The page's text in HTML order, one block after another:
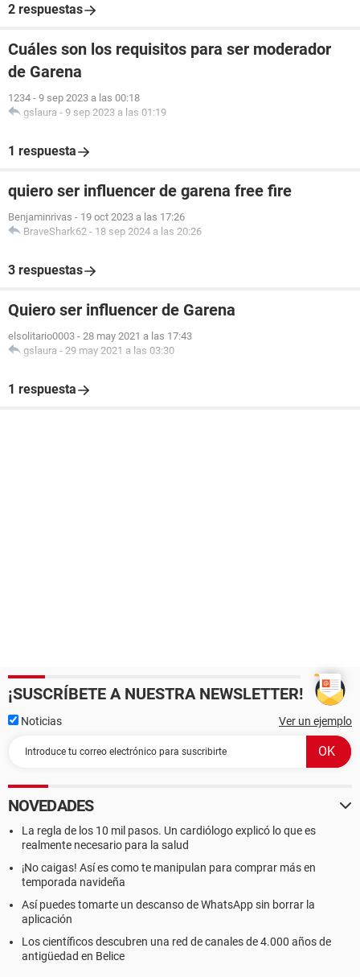
2 respuestas
Cuáles son los requisitos para ser moderador
de Garena
1234 - 9 sep 2023 a las 00:18
gslaura - 9 sep 2023 a las 01:19
1 respuesta
quiero ser influencer de garena free fire
Benjaminrivas - 19 oct 2023 a las 17:26
BraveShark62 - 18 sep 2024 a las 20:26
3 respuestas
Quiero ser influencer de Garena
elsolitario0003 - 28 may 2021 a las 17:43
gslaura - 29 may 2021 a las 03:30
1 respuesta
¡SUSCRÍBETE A NUESTRA NEWSLETTER!
Noticias Ver un ejemplo
NOVEDADES
La regla de los 10 mil pasos. Un cardiólogo explicó lo que es
realmente necesario para la salud
¡No caigas! Así es como te manipulan para comprar más en
temporada navideña
Así puedes tomarte un descanso de WhatsApp sin borrar la
aplicación
Los científicos descubren una red de canales de 4.000 años de
antigüedad en Belice